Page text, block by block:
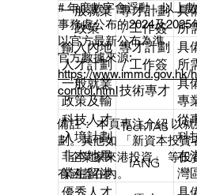
劃
頂
一般就業
政策
專才計劃
/ 工作簽
證 (國際)
具
所
技
識
的
輸入內地
人才計劃
專才計劃
/ 工作簽
證 (內地)
具
所
技
識
的
一般就業
政策及輸
入內地人
才計劃
（技術專
才類別）
技術專才 具
專
技
學
科技人才
入境計劃
TechTAS
從
科
研
的
非本地畢
業生留港
/ 回港就
IANG
在
灣
格
# 年度數字會浮動，以上
事務處公布的2024及2025
以官方最新公布為準。
官方數據來源:
https://www.immd.gov.hk/
control.html
備註： 本頁專注介紹 以
劃。其他如 「新資本投資
「企業家來港投資」 等
有涵蓋在內。